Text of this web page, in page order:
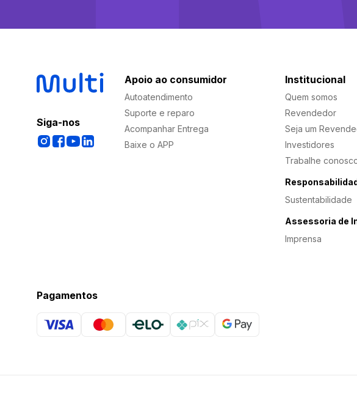
Siga-nos
Apoio ao consumidor
Autoatendimento
Suporte e reparo
Acompanhar Entrega
Baixe o APP
Institucional
Quem somos
Revendedor
Seja um
Investidores
Trabalhe
Sustentabilidade
Assessoria de
Imprensa
Pagamentos